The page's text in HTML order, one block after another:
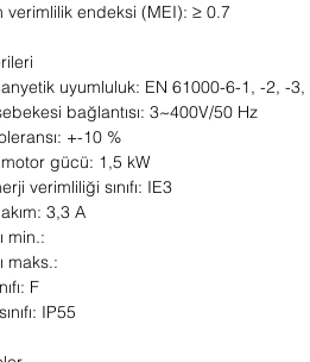
verimlilik endeksi (MEI): ≥ 0.7
uyumluluk: EN 61000-6-1, -2, -3,
bağlantısı: 3~400V/50 Hz
+-10 %
gücü: 1,5 kW
verimliliği sınıfı: IE3
3,3 A
min.:
maks.:
F
IP55